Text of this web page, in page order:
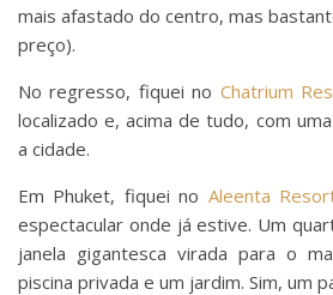
mais afastado do centro, mas
preço).
No regresso, fiquei no Chatrium
localizado e, acima de tudo, com
a cidade.
Em Phuket, fiquei no Aleenta
espectacular onde já estive. Um
janela gigantesca virada para o
piscina privada e um jardim. Sim, um